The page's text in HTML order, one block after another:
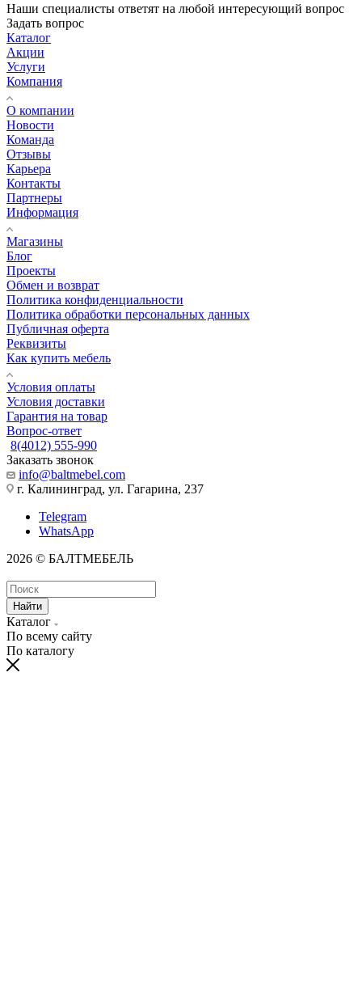
Наши специалисты ответят на любой интересующий вопрос
Задать вопрос
Каталог
Акции
Услуги
Компания
О компании
Новости
Команда
Отзывы
Карьера
Контакты
Партнеры
Информация
Магазины
Блог
Проекты
Обмен и возврат
Политика конфиденциальности
Политика обработки персональных данных
Публичная оферта
Реквизиты
Как купить мебель
Условия оплаты
Условия доставки
Гарантия на товар
Вопрос-ответ
8(4012) 555-990
Заказать звонок
info@baltmebel.com
г. Калининград, ул. Гагарина, 237
Telegram
WhatsApp
2026 © БАЛТМЕБЕЛЬ
Найти
Каталог
По всему сайту
По каталогу